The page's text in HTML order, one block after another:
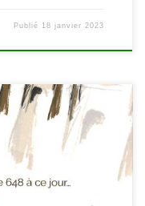
Publié 18 janvier 2023
« Un souffle du
tourmente ». Dans cet
Malmedy, elle y